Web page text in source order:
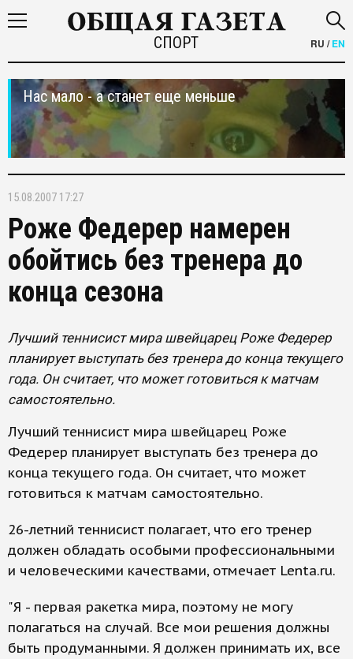
СПОРТ RU /EN
Нас мало - а станет еще меньше
15.08.2007 17:27
Роже Федерер намерен
обойтись без тренера до
конца сезона
Лучший теннисист мира швейцарец Роже Федерер
планирует выступать без тренера до конца текущего
года. Он считает, что может готовиться к матчам
самостоятельно.
Лучший теннисист мира швейцарец Роже
Федерер планирует выступать без тренера до
конца текущего года. Он считает, что может
готовиться к матчам самостоятельно.
26-летний теннисист полагает, что его тренер
должен обладать особыми профессиональными
и человеческими качествами, отмечает Lenta.ru.
"Я - первая ракетка мира, поэтому не могу
полагаться на случай. Все мои решения должны
быть продуманными. Я должен принимать их, все